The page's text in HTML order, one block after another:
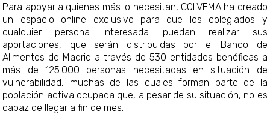
Para apoyar a quienes más lo necesitan, COLVEMA ha creado
un espacio online exclusivo para que los colegiados y
cualquier persona interesada puedan realizar sus
aportaciones, que serán distribuidas por el Banco de
Alimentos de Madrid a través de 530 entidades benéficas a
más de 125.000 personas necesitadas en situación de
vulnerabilidad, muchas de las cuales forman parte de la
población activa ocupada que, a pesar de su situación, no es
capaz de llegar a fin de mes.